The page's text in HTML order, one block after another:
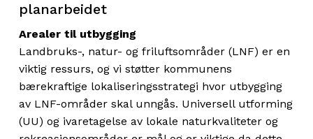
planarbeidet
Arealer til utbygging
Landbruks-, natur- og friluftsområder (LNF) er en
viktig ressurs, og vi støtter kommunens
bærekraftige lokaliseringsstrategi hvor utbygging
av LNF-områder skal unngås. Universell utforming
(UU) og ivaretagelse av lokale naturkvaliteter og